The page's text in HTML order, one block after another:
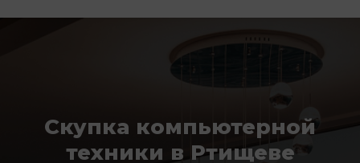
Скупка компьютерной
техники в Ртищеве